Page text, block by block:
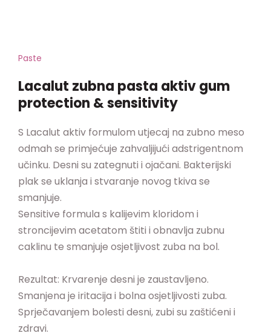
Paste
Lacalut zubna pasta aktiv gum
protection & sensitivity
S Lacalut aktiv formulom utjecaj na zubno meso
odmah se primjećuje zahvaljijući adstrigentnom
učinku. Desni su zategnuti i ojačani. Bakterijski
plak se uklanja i stvaranje novog tkiva se
smanjuje.
Sensitive formula s kalijevim kloridom i
stroncijevim acetatom štiti i obnavlja zubnu
caklinu te smanjuje osjetljivost zuba na bol.
Rezultat: Krvarenje desni je zaustavljeno.
Smanjena je iritacija i bolna osjetljivosti zuba.
Sprječavanjem bolesti desni, zubi su zaštićeni i
zdravi.